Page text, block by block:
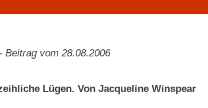
Beitrag vom 28.08.2006
Lügen. Von Jacqueline Winspear